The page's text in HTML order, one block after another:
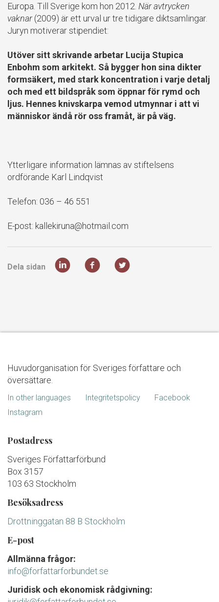
Europa. Till Sverige kom hon 2012. När avtrycken
vaknar(2009) är ett urval ur tre tidigare diktsamlingar.
Juryn motiverar stipendiet:
Utöver sitt skrivande arbetar Lucija Stupica
Enbohm som arkitekt. Så bygger hon sina dikter
formsäkert, med stark koncentration i varje detalj
och med ett bildspråk som öppnar för rymd och
ljus. Hennes knivskarpa vemod utmynnar i att vi
människor ändå rör oss framåt, är på väg.
Ytterligare information lämnas av stiftelsens
ordförande Karl Lindqvist
Telefon: 036 – 46 551
E-post: kallekiruna@hotmail.com
Dela sidan
Huvudorganisation för Sveriges författare och
översättare.
In other languages Integritetspolicy
Facebook
Instagram
Postadress
Sveriges Författarförbund
Box 3157
103 63 Stockholm
Besöksadress
Drottninggatan 88 B Stockholm
E-post
Allmänna frågor:
info@forfattarforbundet.se
Juridisk och ekonomisk rådgivning: